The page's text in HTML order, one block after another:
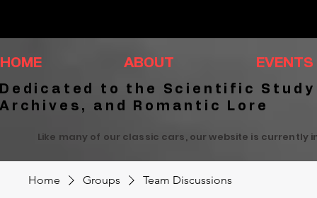
HOME ABOUT EVENTS
Dedicated to the Scientific
Archives, and Romantic Lore
Like many of our classic cars, our website is
Home Groups Team Discussions